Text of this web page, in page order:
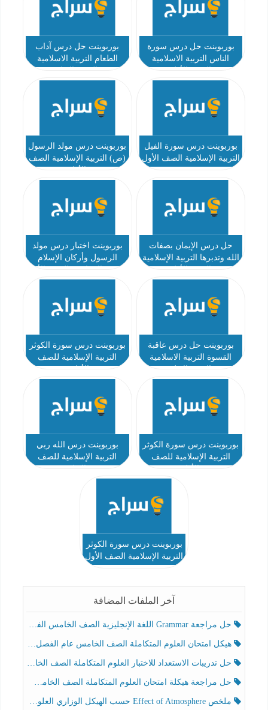
بوربوينت حل درس سورة
الناس التربية الاسلامية
بوربوينت حل درس آداب
الطعام التربية الاسلامية
بوربوينت درس سورة الفيل
التربية الإسلامية الصف الأول
بوربوينت درس مولد الرسول
(ص) التربية الإسلامية الصف
حل درس الإيمان بصفات
الله وتدبرها التربية الإسلامية
بوربوينت اختبار درس مولد
الرسول وأركان الإسلام
بوربوينت حل درس عاقبة
القسوة التربية الاسلامية
بوربوينت درس سورة الكوثر
التربية الإسلامية للصف
بوربوينت درس سورة الكوثر
التربية الإسلامية للصف
بوربوينت درس الله ربي
التربية الإسلامية للصف
بوربوينت درس سورة الكوثر
التربية الإسلامية الصف الأول
آخر الملفات المضافة
حل مراجعة Grammar اللغة الإنجليزية الصف الخامس الفصل الثالث
هيكل امتحان العلوم المتكاملة الصف الخامس عام الفصل الدراسي الثالث 2025-2026
حل تدريبات الاستعداد للاختبار العلوم المتكاملة الصف الخامس عام الفصل الثالث
حل مراجعة هيكلة امتحان العلوم المتكاملة الصف الخامس انسبير الفصل الثالث
ملخص Effect of Atmosphere حسب الهيكل الوزاري العلوم المتكاملة الصف الخامس انسبير الفصل الثالث